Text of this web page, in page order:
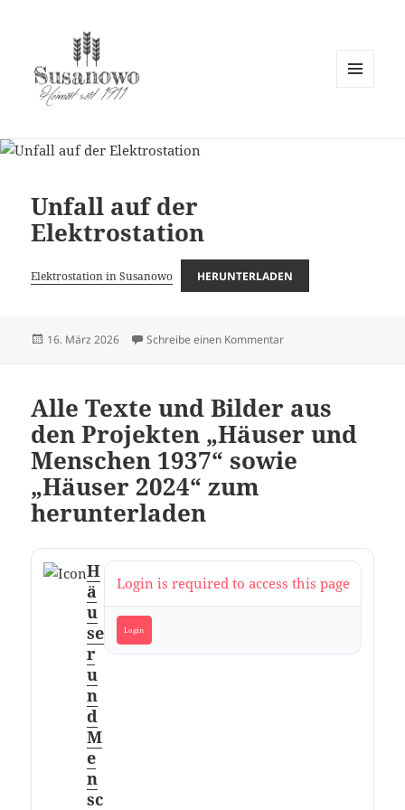
Unfall auf der
Elektrostation
Elektrostation in Susanowo HERUNTERLADEN
Veröffentlicht
16. März 2026 Schreibe einen Kommentarzu Unfall auf der
Alle Texte und Bilder aus
den Projekten „Häuser und
Menschen 1937“ sowie
„Häuser 2024“ zum
herunterladen
H
ä
u
se
r
u
n
d
M
e
n
sc
Login is required to access this page
Login